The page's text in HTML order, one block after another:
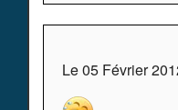
Le 05 Février